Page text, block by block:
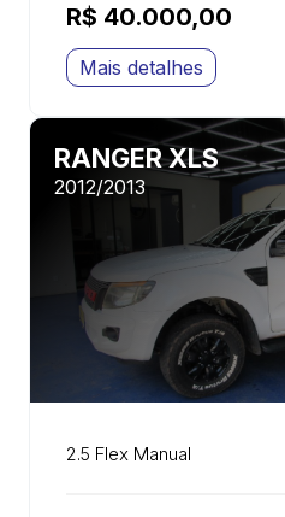
R$ 40.000,00
Mais detalhes
RANGER XLS
2012/2013
2.5 Flex Manual